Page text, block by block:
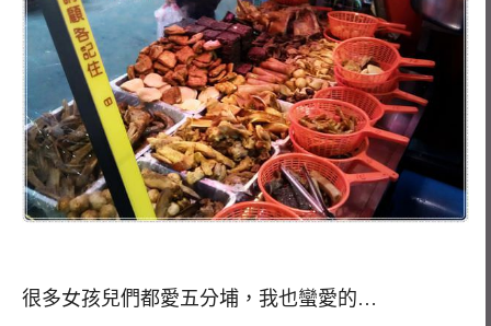
很多女孩兒們都愛五分埔，我也蠻愛的…